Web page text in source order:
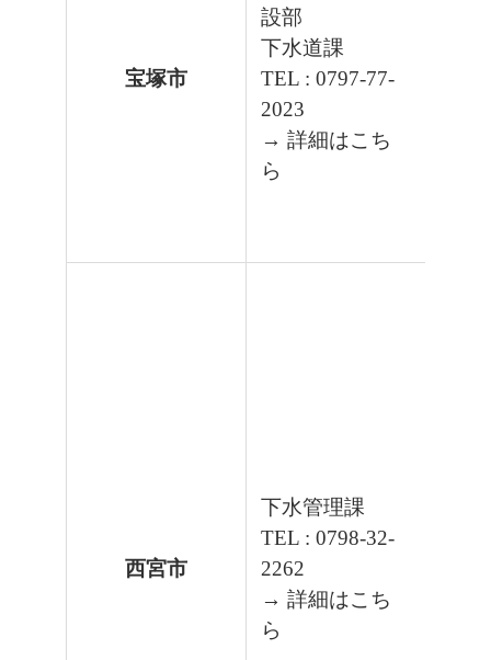
宝塚市
設部
下水道課
TEL : 0797-77-
2023
→ 詳細はこち
ら
西宮市
下水管理課
TEL : 0798-32-
2262
→ 詳細はこち
ら